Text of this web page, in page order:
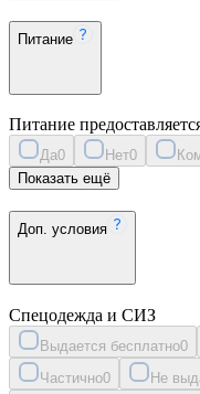
Питание
Питание
Да0 Нет0
Показать ещё
Доп. условия
Спецодежда и СИЗ
Выдается бесплатно0
Частично0 Не